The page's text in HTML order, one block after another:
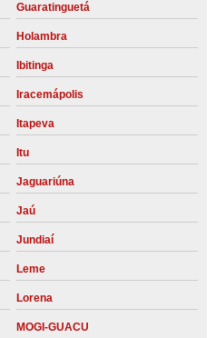
Guaratinguetá
Holambra
Ibitinga
Iracemápolis
Itapeva
Itu
Jaguariúna
Jaú
Jundiaí
Leme
Lorena
MOGI-GUACU